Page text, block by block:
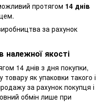
протягом 14 днів
за рахунок
належної якості
14 днів з дня покупки,
як упаковки такого і
за рахунок покупця і
обмін лише при